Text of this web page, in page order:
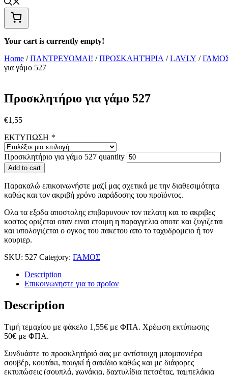
Your cart is currently empty!
Home /ΠΑΝΤΡΕΥΟΜΑΙ! /ΠΡΟΣΚΛΗΤΉΡΙΑ /LAVLY /
για γάμο 527
Προσκλητήριο για γάμο 527
€1,55
ΕΚΤΥΠΩΣΗ *
Προσκλητήριο για γάμο 527 quantity
Add to cart
Παρακαλώ επικοινωνήστε μαζί μας σχετικά με την διαθεσιμότητα
καθώς και τον ακριβή χρόνο παράδοσης του προϊόντος.
Ολα τα εξοδα αποστολης επιβαρυνουν τον πελατη και το ακριβες
κοστος οριζεται οταν ειναι ετοιμη η παραγγελια οποτε και ζυγιζεται
και υπολογιζεται ο ογκος του πακετου απο το ταχυδρομειο ή τον
κουριερ.
SKU: 527 Category: ΓΑΜΟΣ
Description
Επικοινωνηστε για το προϊoν
Description
Tιμή τεμαχίου με φάκελο 1,55€ με ΦΠΑ. Χρέωση εκτύπωσης
50€ με ΦΠΑ.
Συνδυάστε το προσκλητήριό σας με αντίστοιχη μπομπονιέρα
σουβέρ, κουτάκι, πουγκί ή σακίδιο καθώς και με διάφορες
εκτυπώσεις (σουπλά, χωνάκια, δαχτυλίδια πετσέτας, ταμπελάκια